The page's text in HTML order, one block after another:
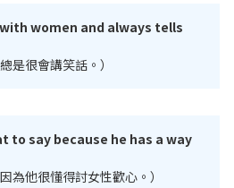
women and always tells
是很會講笑話。）
to say because he has a way
為他很懂得討女性歡心。）